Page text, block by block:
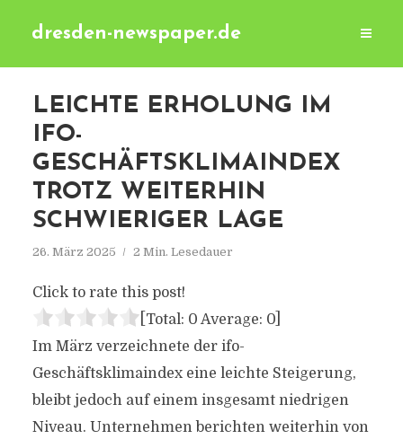
dresden-newspaper.de
LEICHTE ERHOLUNG IM
IFO-
GESCHÄFTSKLIMAINDEX
TROTZ WEITERHIN
SCHWIERIGER LAGE
26. März 2025 2 Min. Lesedauer
Click to rate this post!
[Total: 0 Average: 0]
Im März verzeichnete der ifo-
Geschäftsklimaindex eine leichte Steigerung,
bleibt jedoch auf einem insgesamt niedrigen
Niveau. Unternehmen berichten weiterhin von